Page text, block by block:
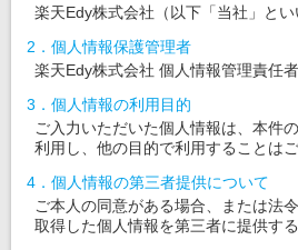
楽天Edy株式会社（以下「当社」とい
2．個人情報保護管理者
楽天Edy株式会社 個人情報管理責任者
3．個人情報の利用目的
ご入力いただいた個人情報は、本件
利用し、他の目的で利用することはご
4．個人情報の第三者提供について
ご本人の同意がある場合、または法
取得した個人情報を第三者に提供す